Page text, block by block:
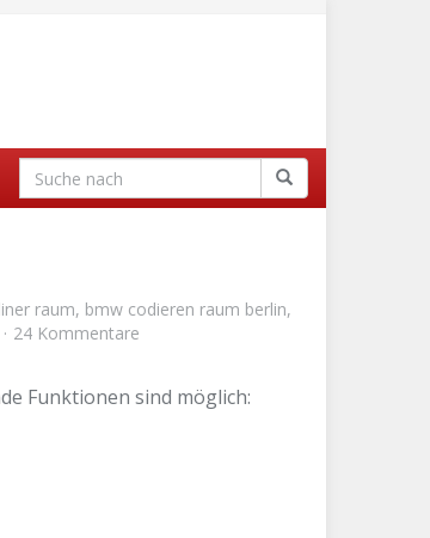
raum, bmw codieren raum berlin,
24 Kommentare
Funktionen sind möglich: